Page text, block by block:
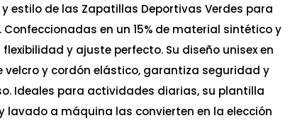
estilo de las Zapatillas Deportivas Verdes para
Confeccionadas en un 15% de material sintético y
y ajuste perfecto. Su diseño unisex en
velcro y cordón elástico, garantiza seguridad y
Ideales para actividades diarias, su plantilla
lavado a máquina las convierten en la elección